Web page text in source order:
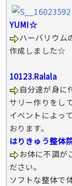
YUMI☆
ハーバリウム
作成しました☆
10123.Ralala
自分達が身に
サリー作りをし
イベントによっ
おります。
はりきゅう整体
お体に不調が
ださい。
ソフトな整体で